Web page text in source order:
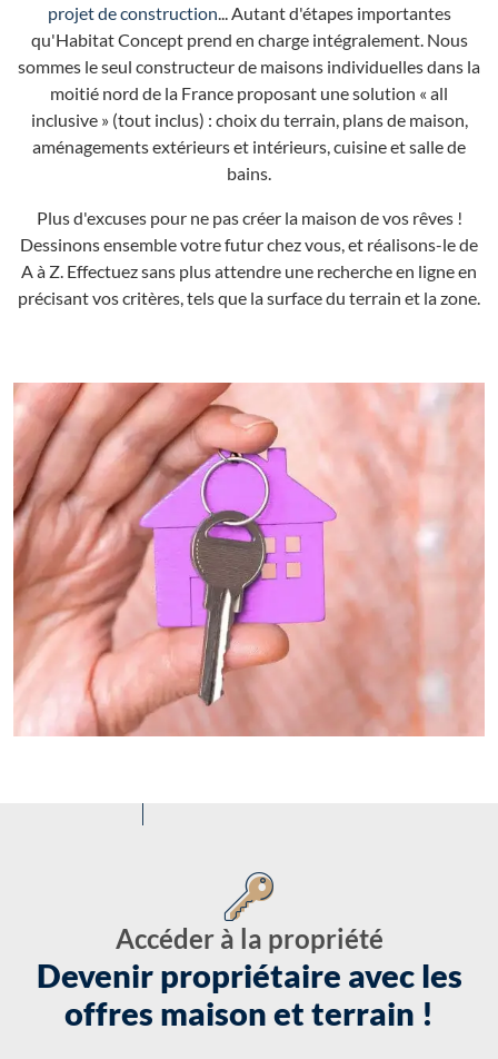
projet de construction... Autant d'étapes importantes
qu'Habitat Concept prend en charge intégralement. Nous
sommes le seul constructeur de maisons individuelles dans la
moitié nord de la France proposant une solution « all
inclusive » (tout inclus) : choix du terrain, plans de maison,
aménagements extérieurs et intérieurs, cuisine et salle de
bains.
Plus d'excuses pour ne pas créer la maison de vos rêves !
Dessinons ensemble votre futur chez vous, et réalisons-le de
A à Z. Effectuez sans plus attendre une recherche en ligne en
précisant vos critères, tels que la surface du terrain et la zone.
Accéder à la propriété
Devenir propriétaire avec les
offres maison et terrain !